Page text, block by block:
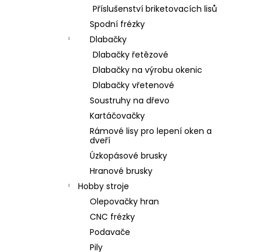
Příslušenství briketovacích lisů
Spodní frézky
Dlabačky
Dlabačky řetězové
Dlabačky na výrobu okenic
Dlabačky vřetenové
Soustruhy na dřevo
Kartáčovačky
Rámové lisy pro lepení oken a
dveří
Úzkopásové brusky
Hranové brusky
Hobby stroje
Olepovačky hran
CNC frézky
Podavače
Pily